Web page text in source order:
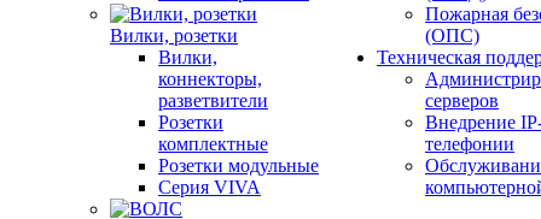
Вилки, розетки
Вилки,
коннекторы,
разветвители
Розетки
комплектные
Розетки модульные
Серия VIVA
Пожарная
(ОПС)
Техническая
серверов
Внедрение
телефонии